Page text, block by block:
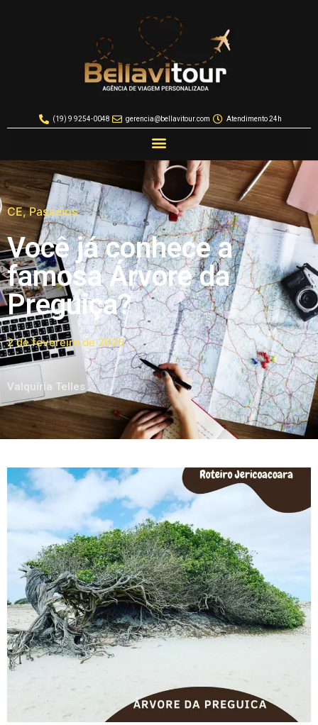
(19) 9 9254-0048 gerencia@bellavitour.com Atendimento 24h
CE,Passeios
Você já conhece a
famosa Árvore da
Preguiça?
2 de fevereiro de 2025
Valquíria Telles